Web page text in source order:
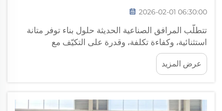
2026-02-01 06:30:00
تتطلّب المرافق الصناعية الحديثة حلول بناء توفر متانة
استثنائية، وكفاءة تكلفة، وقدرة على التكيّف مع
المتطلبات التجارية المتغيرة. ويمثّل المبنى ذي الهيكل
الفولاذي قمة تقنيات البناء الصناعي...
عرض المزيد